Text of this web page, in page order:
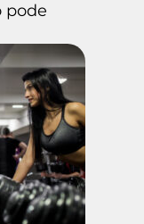
pode